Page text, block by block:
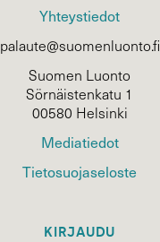
Yhteystiedot
palaute@suomenluonto.fi
Suomen Luonto
Sörnäistenkatu 1
00580 Helsinki
Mediatiedot
Tietosuojaseloste
KIRJAUDU